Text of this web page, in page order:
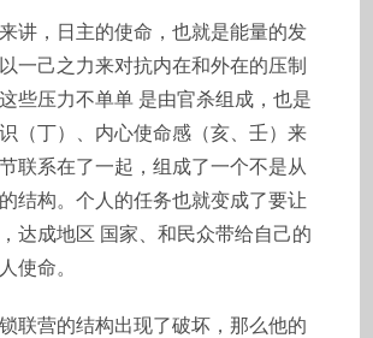
讲，日主的使命，也就是能量的发
一己之力来对抗内在和外在的压制
这些压力不单单 是由官杀组成，也是
（丁）、内心使命感（亥、壬）来
联系在了一起，组成了一个不是从
结构。个人的任务也就变成了要让
达成地区 国家、和民众带给自己的
使命。
联营的结构出现了破坏，那么他的